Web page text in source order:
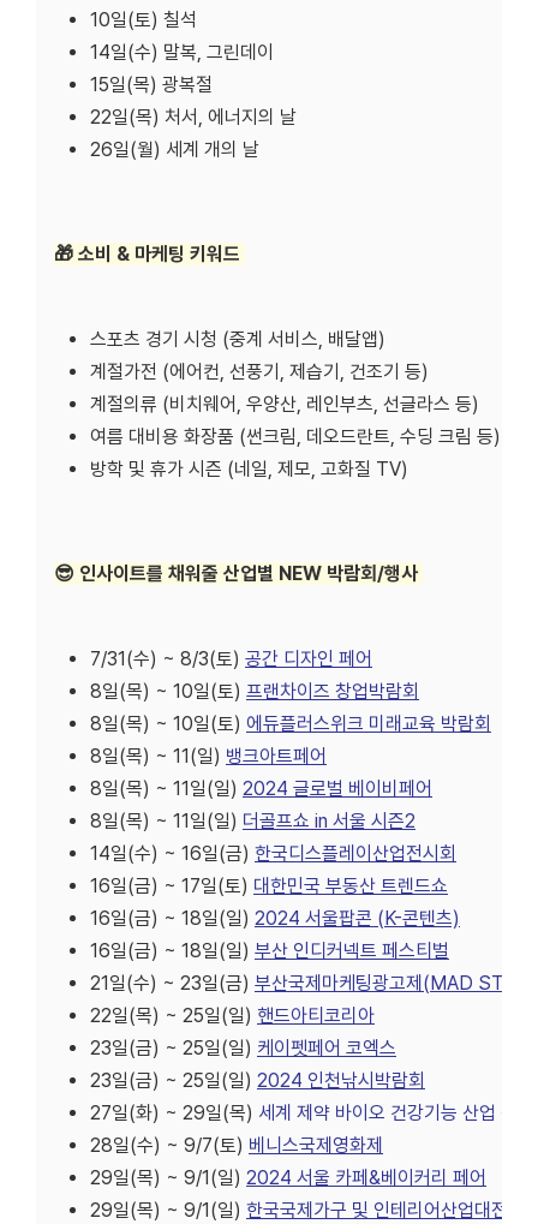
10일(토) 칠석
14일(수) 말복, 그린데이
15일(목) 광복절
22일(목) 처서, 에너지의 날
26일(월) 세계 개의 날
🎁 소비 & 마케팅 키워드
스포츠 경기 시청 (중계 서비스, 배달앱)
계절가전 (에어컨, 선풍기, 제습기, 건조기 등)
계절의류 (비치웨어, 우양산, 레인부츠, 선글라스 등)
여름 대비용 화장품 (썬크림, 데오드란트, 수딩 크림 등)
방학 및 휴가 시즌 (네일, 제모, 고화질 TV)
😎 인사이트를 채워줄 산업별 NEW 박람회/행사
7/31(수) ~ 8/3(토) 공간 디자인 페어
8일(목) ~ 10일(토) 프랜차이즈 창업박람회
8일(목) ~ 10일(토) 에듀플러스위크 미래교육 박람회
8일(목) ~ 11(일) 뱅크아트페어
8일(목) ~ 11일(일) 2024 글로벌 베이비페어
8일(목) ~ 11일(일) 더골프쇼 in 서울 시즌2
14일(수) ~ 16일(금) 한국디스플레이산업전시회
16일(금) ~ 17일(토) 대한민국 부동산 트렌드쇼
16일(금) ~ 18일(일) 2024 서울팝콘 (K-콘텐츠)
16일(금) ~ 18일(일) 부산 인디커넥트 페스티벌
21일(수) ~ 23일(금) 부산국제마케팅광고제(MAD
22일(목) ~ 25일(일) 핸드아티코리아
23일(금) ~ 25일(일) 케이펫페어 코엑스
23일(금) ~ 25일(일) 2024 인천낚시박람회
27일(화) ~ 29일(목) 세계 제약 바이오 건강기능 산업 전
28일(수) ~ 9/7(토) 베니스국제영화제
29일(목) ~ 9/1(일) 2024 서울 카페&베이커리 페어
29일(목) ~ 9/1(일) 한국국제가구 및 인테리어산업대전